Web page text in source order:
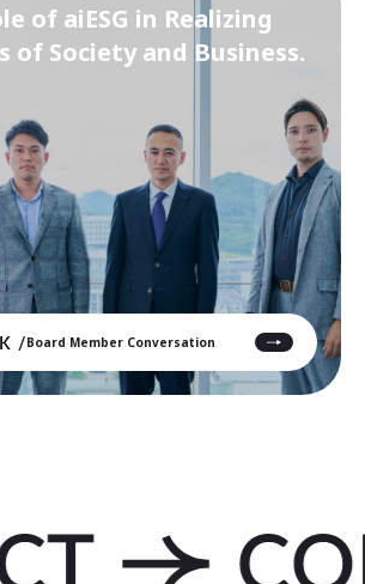
of aiESG in Realizing
of Society and Business.
Board Member Conversation